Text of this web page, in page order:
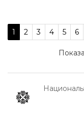
1 2 3 4 5 6